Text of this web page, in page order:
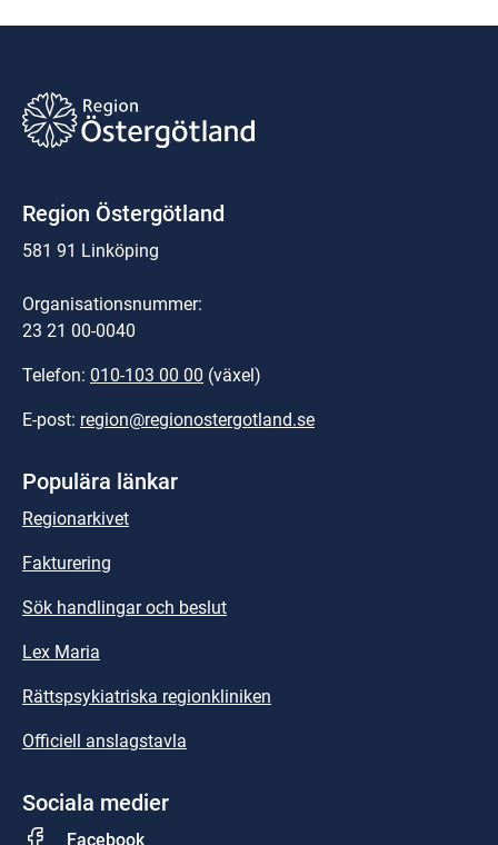
Region Östergötland
581 91 Linköping
Organisationsnummer:
23 21 00-0040
Telefon: 010-103 00 00 (växel)
E-post: region@regionostergotland.se
Populära länkar
Regionarkivet
Fakturering
Sök handlingar och beslut
Lex Maria
Rättspsykiatriska regionkliniken
Officiell anslagstavla
Sociala medier
Facebook